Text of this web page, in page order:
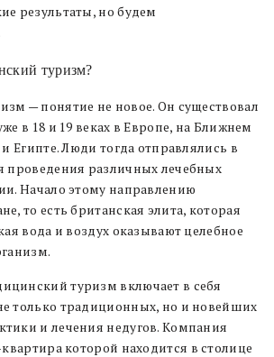
результаты, но будем
туризм?
— понятие не новое. Он существовал
в 18 и 19 веках в Европе, на Ближнем
Египте. Люди тогда отправлялись в
проведения различных лечебных
Начало этому направлению
то есть британская элита, которая
вода и воздух оказывают целебное
туризм включает в себя
только традиционных, но и новейших
и лечения недугов. Компания
которой находится в столице